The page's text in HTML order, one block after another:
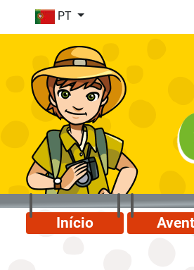
PT
Início